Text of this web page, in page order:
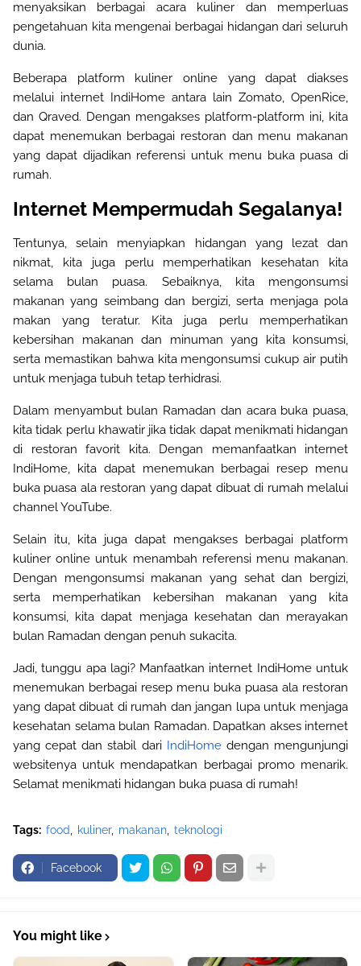
menyaksikan berbagai acara kuliner dan memperluas
pengetahuan kita mengenai berbagai hidangan dari seluruh
dunia.
Beberapa platform kuliner online yang dapat diakses
melalui internet IndiHome antara lain Zomato, OpenRice,
dan Qraved. Dengan mengakses platform-platform ini, kita
dapat menemukan berbagai restoran dan menu makanan
yang dapat dijadikan referensi untuk menu buka puasa di
rumah.
Internet Mempermudah Segalanya!
Tentunya, selain menyiapkan hidangan yang lezat dan
nikmat, kita juga perlu memperhatikan kesehatan kita
selama bulan puasa. Sebaiknya, kita mengonsumsi
makanan yang seimbang dan bergizi, serta menjaga pola
makan yang teratur. Kita juga perlu memperhatikan
kebersihan makanan dan minuman yang kita konsumsi,
serta memastikan bahwa kita mengonsumsi cukup air putih
untuk menjaga tubuh tetap terhidrasi.
Dalam menyambut bulan Ramadan dan acara buka puasa,
kita tidak perlu khawatir jika tidak dapat menikmati hidangan
di restoran favorit kita. Dengan memanfaatkan internet
IndiHome, kita dapat menemukan berbagai resep menu
buka puasa ala restoran yang dapat dibuat di rumah melalui
channel YouTube.
Selain itu, kita juga dapat mengakses berbagai platform
kuliner online untuk menambah referensi menu makanan.
Dengan mengonsumsi makanan yang sehat dan bergizi,
serta memperhatikan kebersihan makanan yang kita
konsumsi, kita dapat menjaga kesehatan dan merayakan
bulan Ramadan dengan penuh sukacita.
Jadi, tunggu apa lagi? Manfaatkan internet IndiHome untuk
menemukan berbagai resep menu buka puasa ala restoran
yang dapat dibuat di rumah dan jangan lupa untuk menjaga
kesehatan selama bulan Ramadan. Dapatkan akses internet
yang cepat dan stabil dari IndiHome
websitenya untuk mendapatkan berbagai promo menarik.
Selamat menikmati hidangan buka puasa di rumah!
Tags: food kuliner makanan teknologi
Facebook
You might like